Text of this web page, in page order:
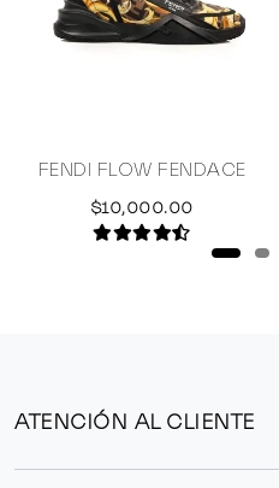
FENDI FLOW FENDACE
$10,000.00
ATENCIÓN AL CLIENTE